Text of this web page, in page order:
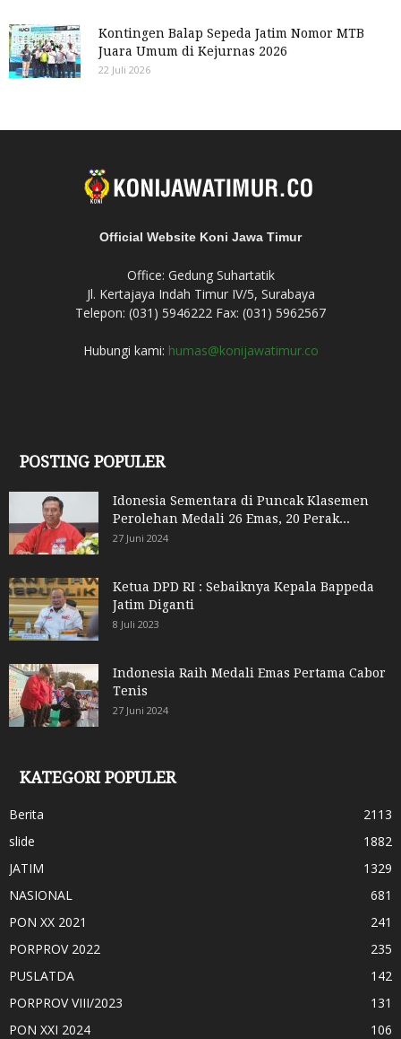
Kontingen Balap Sepeda Jatim Nomor MTB
Juara Umum di Kejurnas 2026
22 Juli 2026
Official Website Koni Jawa Timur
Office: Gedung Suhartatik
Jl. Kertajaya Indah Timur IV/5, Surabaya
Telepon: (031) 5946222 Fax: (031) 5962567
Hubungi kami: humas@konijawatimur.co
POSTING POPULER
Idonesia Sementara di Puncak Klasemen
Perolehan Medali 26 Emas, 20 Perak...
27 Juni 2024
Ketua DPD RI : Sebaiknya Kepala Bappeda
Jatim Diganti
8 Juli 2023
Indonesia Raih Medali Emas Pertama Cabor
Tenis
27 Juni 2024
KATEGORI POPULER
Berita
2113
slide
1882
JATIM
1329
NASIONAL
681
PON XX 2021
241
PORPROV 2022
235
PUSLATDA
142
PORPROV VIII/2023
131
PON XXI 2024
106